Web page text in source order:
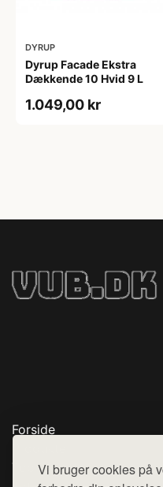
Vi bruger cookies på
DYRUP
Dyrup Facade Ekstra
Dækkende 10 Hvid 9 L
1.049,00 kr
Forside
Top Rabatter